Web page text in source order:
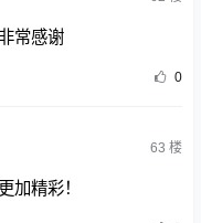
常感谢
0
63 楼
加精彩！